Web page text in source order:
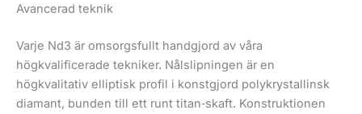
Avancerad teknik
Varje Nd3 är omsorgsfullt handgjord av våra
högkvalificerade tekniker. Nålslipningen är en
högkvalitativ elliptisk profil i konstgjord polykrystallinsk
diamant, bunden till ett runt titan‑skaft. Konstruktionen